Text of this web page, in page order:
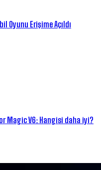
Oyunu Erişime Açıldı
Magic V6: Hangisi daha iyi?